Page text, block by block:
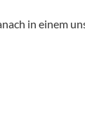
in einem